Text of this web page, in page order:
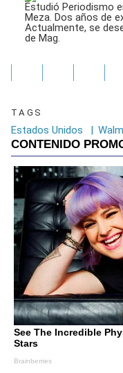
Estudió Periodismo
Meza. Dos años de
Actualmente, se
de Mag.
TAGS
Estados Unidos |